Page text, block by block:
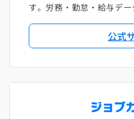
す。労務・勤怠・給与デー
公式